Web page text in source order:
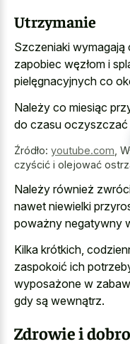
Utrzymanie
Szczeniaki
zapobiec węzłom i
pielęgnacyjnych co
Należy co miesiąc
do czasu oczyszczać
Źródło: youtube.com
czyścić i olejować
Należy również
nawet niewielki
poważny negatywny
Kilka krótkich,
zaspokoić ich
wyposażone w
gdy są wewnątrz.
Zdrowie i